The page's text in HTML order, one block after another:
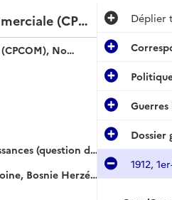
Correspondance politique et commerciale (CPCOM), Nouvelle série / Turquie
Correspondance politique et commerciale (CPCOM), Nouvelle série / Turquie
différend franco-turc, etc.).
Herzégovine, etc.).
Déplier
Dossier
1912,